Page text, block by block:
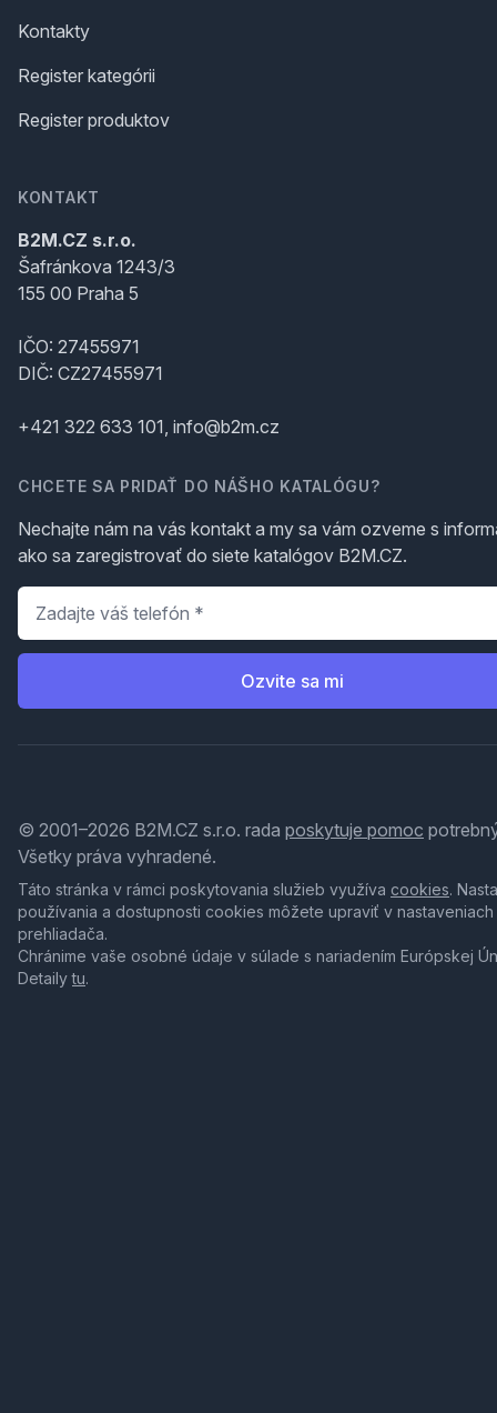
Kontakty
Register kategórii
Register produktov
KONTAKT
B2M.CZ s.r.o.
Šafránkova 1243/3
155 00 Praha 5
IČO: 27455971
DIČ: CZ27455971
+421 322 633 101, info@b2m.cz
CHCETE SA PRIDAŤ DO NÁŠHO KATALÓGU?
Nechajte nám na vás kontakt a my sa vám ozveme s
ako sa zaregistrovať do siete katalógov B2M.CZ.
Telefón
Ozvite sa mi
© 2001–2026 B2M.CZ s.r.o. rada poskytuje pomoc
Všetky práva vyhradené.
Táto stránka v rámci poskytovania služieb využíva cookies.
používania a dostupnosti cookies môžete upraviť v nastaveniach
prehliadača.
Chránime vaše osobné údaje v súlade s nariadením Európskej
Detailytu.